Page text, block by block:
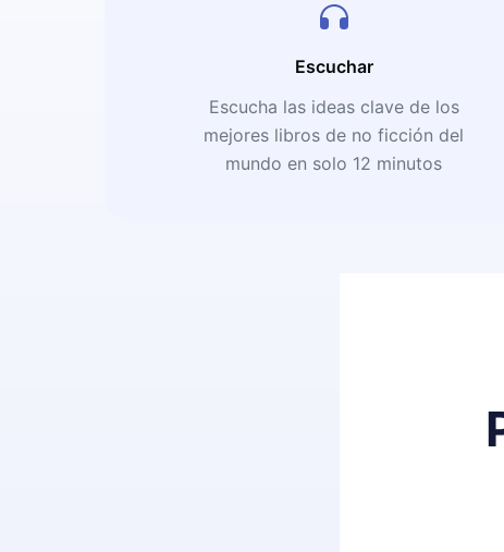
Escuchar
Escucha las ideas clave de los
mejores libros de no ficción del
mundo en solo 12 minutos